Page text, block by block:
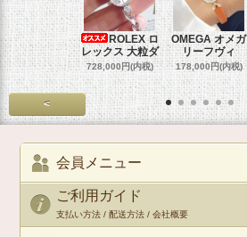
ROLEX ロ
レックス 大粒ダ
728,000円(内税)
OMEGA オメガ
リーフヴィ
178,000円(内税)
<
会員メニュー
ご利用ガイド
支払い方法 / 配送方法 / 会社概要